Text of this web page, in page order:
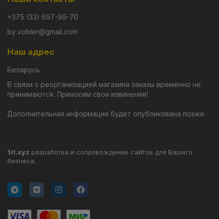
+375 (33) 697-99-70
by.vobler@gmail.com
Наш адрес
Беларусь
В связи с реорганизацией магазина заказы временно не
принимаются. Приносим свои извинения!
Дополнительная информация будет опубликована позже.
1it.xyz разработка и сопровождение сайтов для Вашего
бизнеса.